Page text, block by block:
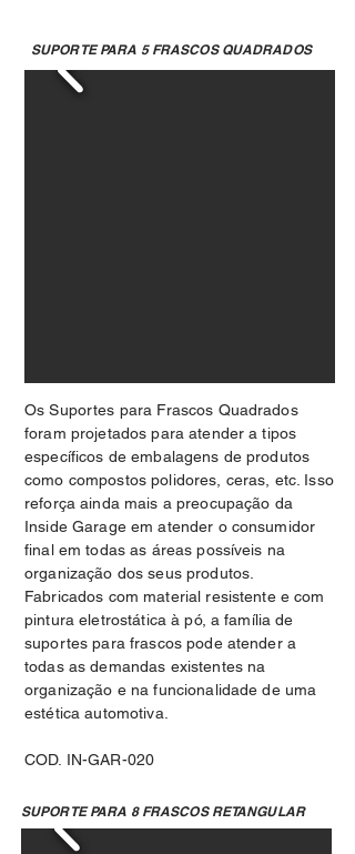
SUPORTE PARA 5 FRASCOS QUADRADOS
Os Suportes para Frascos Quadrados
foram projetados para atender a tipos
específicos de embalagens de produtos
como compostos polidores, ceras, etc. Isso
reforça ainda mais a preocupação da
Inside Garage em atender o consumidor
final em todas as áreas possíveis na
organização dos seus produtos.
Fabricados com material resistente e com
pintura eletrostática à pó, a família de
suportes para frascos pode atender a
todas as demandas existentes na
organização e na funcionalidade de uma
estética automotiva.
COD. IN-GAR-020
SUPORTE PARA 8 FRASCOS RETANGULAR